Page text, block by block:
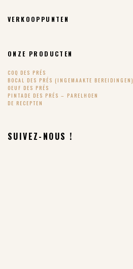
VERKOOPPUNTEN
ONZE PRODUCTEN
COQ DES PRÉS
BOCAL DES PRÉS (INGEMAAKTE BEREIDINGEN)
OEUF DES PRÉS
PINTADE DES PRÉS – PARELHOEN
DE RECEPTEN
SUIVEZ-NOUS !